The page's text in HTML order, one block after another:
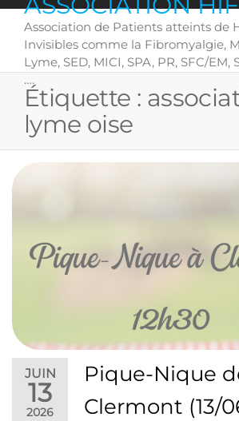
Skip
content
Association de Patients atteints de
Invisibles comme la Fibromyalgie,
Lyme, SED, MICI, SPA, PR, SFC/EM,
….
Étiquette :
lyme oise
JUIN
13
2026
Pique-Nique
Clermont (13/